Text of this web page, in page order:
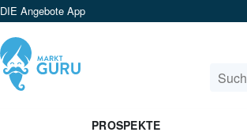
DIE Angebote App
PROSPEKTE